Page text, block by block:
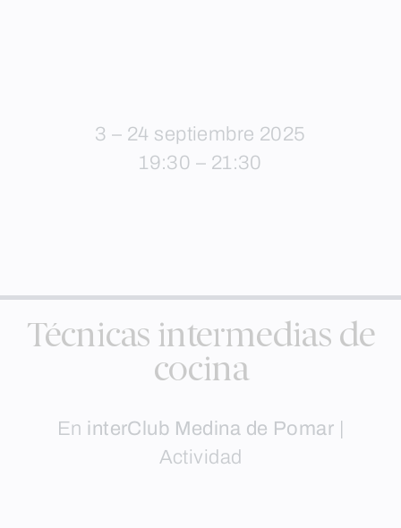
3 – 24 septiembre 2025
19:30 – 21:30
Técnicas intermedias de
cocina
En interClub Medina de Pomar
Actividad